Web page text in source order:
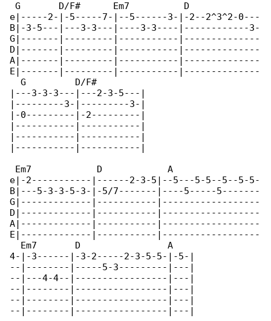
G       D/F#      Em7          D
e|-----2-|-5-----7-|--5------3-|-2--2^3^2-0---
B|-3-5---|---3-3---|----3-3----|------------3-
G|-------|---------|-----------|--------------
D|-------|---------|-----------|--------------
A|-------|---------|-----------|--------------
E|-------|---------|-----------|--------------
  G         D/F#
|---3-3-3---|---2-3-5---|
|---------3-|---------3-|
|-0---------|-2---------|
|-----------|-----------|
|-----------|-----------|
|-----------|-----------|
Em7            D            A
e|-2-----------|------2-3-5|--5---5-5--5--5-5-
B|---5-3-3-5-3-|-5/7-------|----5-----5-------
G|-------------|-----------|------------------
D|-------------|-----------|------------------
A|-------------|-----------|------------------
E|-------------|-----------|------------------
  Em7       D                A
4-|-3------|-3-2-----2-3-5-5-|-5-|
--|--------|-----5-3---------|---|
--|---4-4--|-----------------|---|
--|--------|-----------------|---|
--|--------|-----------------|---|
--|--------|-----------------|---|